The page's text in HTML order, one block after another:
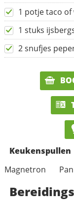
1 potje taco
1 stuks
2 snufjes
Keukenspullen
Magnetron
Pan